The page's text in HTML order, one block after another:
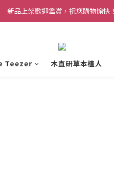
新品上架歡迎鑑賞，祝您購物愉快！
Teezer 木直研草本植人